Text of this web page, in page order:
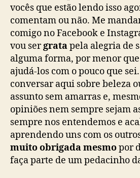
vocês que estão lendo isso
comentam ou não. Me
comigo no Facebook e
vou sergratapela alegria de
alguma forma, por menor que
ajudá-los com o pouco que
conversar aqui sobre beleza
assunto sem amarras e,
opiniões nem sempre sejam
sempre nos entendemos e
aprendendo uns com os
muito obrigada mesmopor
faça parte de um pedacinho